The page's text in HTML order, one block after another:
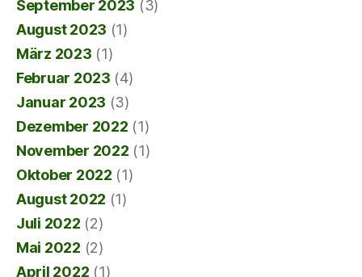
September 2023 (3)
August 2023 (1)
März 2023 (1)
Februar 2023 (4)
Januar 2023 (3)
Dezember 2022 (1)
November 2022 (1)
Oktober 2022 (1)
August 2022 (1)
Juli 2022 (2)
Mai 2022 (2)
April 2022 (1)